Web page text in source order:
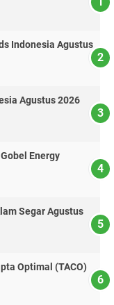
Indonesia Agustus
Agustus 2026
Energy
Segar Agustus
Optimal (TACO)